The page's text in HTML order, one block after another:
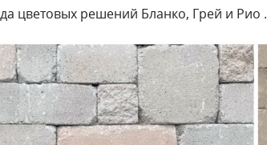
цветовых решений Бланко, Грей и Рио .